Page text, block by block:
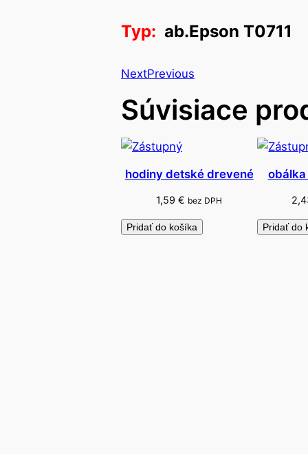
Typ: ab.Epson T0711
NextPrevious
Súvisiace
hodiny detské drevené
1,59€ bez DPH
Pridať do košíka Pridať do